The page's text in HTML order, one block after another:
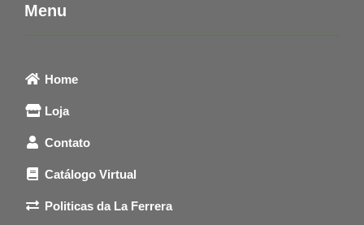
Menu
Home
Loja
Contato
Catálogo Virtual
Politicas da La Ferrera